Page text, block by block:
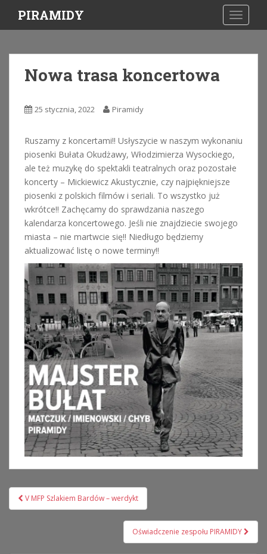
i
PIRAMIDY
Nowa trasa koncertowa
25 stycznia, 2022 Piramidy
Ruszamy z koncertami!! Usłyszycie w naszym wykonaniu
piosenki Bułata Okudżawy, Włodzimierza Wysockiego,
ale też muzykę do spektakli teatralnych oraz pozostałe
koncerty – Mickiewicz Akustycznie, czy najpiękniejsze
piosenki z polskich filmów i seriali. To wszystko już
wkrótce!! Zachęcamy do sprawdzania naszego
kalendarza koncertowego. Jeśli nie znajdziecie swojego
miasta – nie martwcie się!! Niedługo będziemy
aktualizować listę o nowe terminy!!
Nawigacja
wpisu
V MFP Szlakiem Bardów – werdykt
Oświadczenie zespołu PIRAMIDY